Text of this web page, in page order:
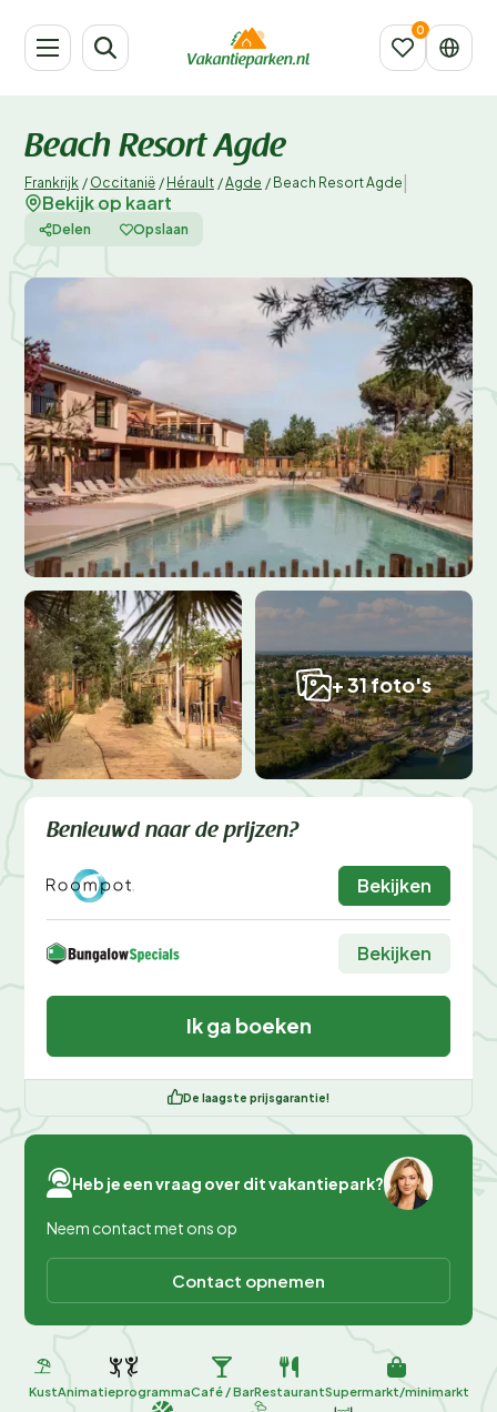
Beach Resort Agde
Frankrijk / Occitanië / Hérault /Agde / Beach Resort Agde
Bekijk op kaart
Delen Opslaan
+ 31 foto's
Benieuwd naar de prijzen?
Bekijken
Bekijken
Ik ga boeken
De laagste prijsgarantie!
Heb je een vraag over dit vakantiepark?
Neem contact met ons op
Contact opnemen
KustAnimatieprogrammaCafé / BarRestaurantSupermarkt/minimarkt